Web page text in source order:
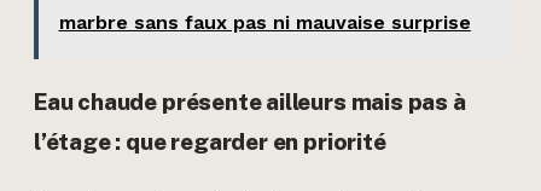
marbre sans faux pas ni mauvaise surprise
Eau chaude présente ailleurs mais pas à
l’étage : que regarder en priorité